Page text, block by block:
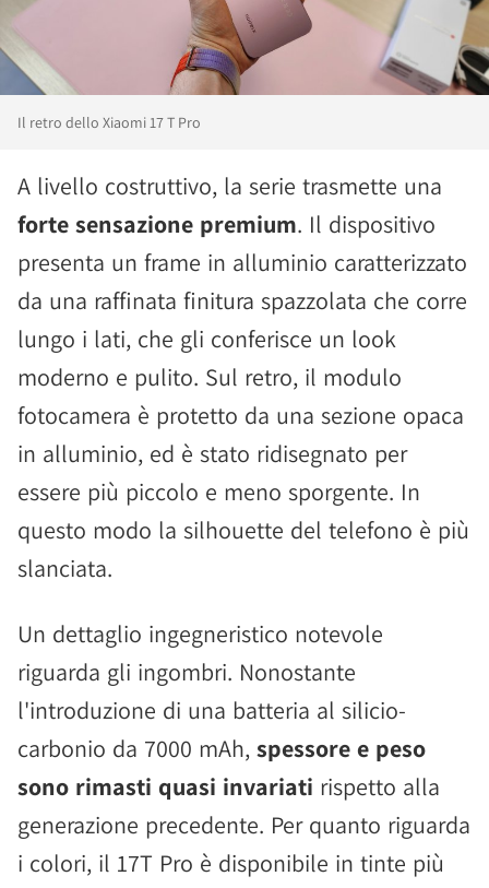
Il retro dello Xiaomi 17 T Pro
A livello costruttivo, la serie trasmette una
forte sensazione premium. Il dispositivo
presenta un frame in alluminio caratterizzato
da una raffinata finitura spazzolata che corre
lungo i lati, che gli conferisce un look
moderno e pulito. Sul retro, il modulo
fotocamera è protetto da una sezione opaca
in alluminio, ed è stato ridisegnato per
essere più piccolo e meno sporgente. In
questo modo la silhouette del telefono è più
slanciata.
Un dettaglio ingegneristico notevole
riguarda gli ingombri. Nonostante
l'introduzione di una batteria al silicio-
carbonio da 7000 mAh, spessore e peso
sono rimasti quasi invariati rispetto alla
generazione precedente. Per quanto riguarda
i colori, il 17T Pro è disponibile in tinte più